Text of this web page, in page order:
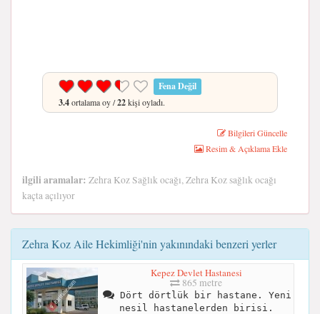
Fena Değil
3.4ortalama oy /22kişi oyladı.
Bilgileri Güncelle
Resim & Açıklama Ekle
ilgili aramalar: Zehra Koz Sağlık ocağı, Zehra Koz sağlık ocağı
kaçta açılıyor
Zehra Koz Aile Hekimliği'nin yakınındaki benzeri yerler
Kepez Devlet Hastanesi
865 metre
Dört dörtlük bir hastane. Yeni
nesil hastanelerden birisi.